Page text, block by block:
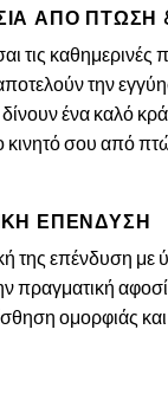
ΑΠΟ ΠΤΩΣΗ
τις καθημερινές
την
ένα καλό
κινητό σου από
ΕΠΕΝΔΥΣΗ
της επένδυση με
πραγματική
ομορφιάς